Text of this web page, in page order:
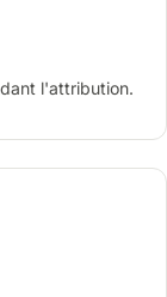
l'attribution.